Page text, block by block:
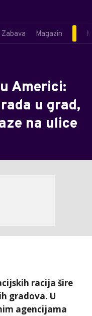
Zabava Magazin
Americi:
u grad,
na ulice
racija šire
gradova. U
agencijama